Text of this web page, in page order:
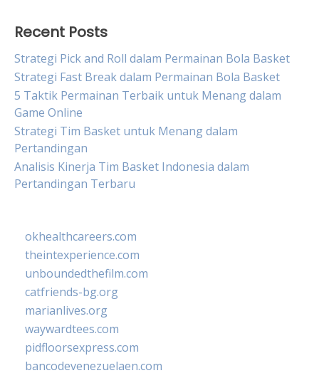
Recent Posts
Strategi Pick and Roll dalam Permainan Bola Basket
Strategi Fast Break dalam Permainan Bola Basket
5 Taktik Permainan Terbaik untuk Menang dalam
Game Online
Strategi Tim Basket untuk Menang dalam
Pertandingan
Analisis Kinerja Tim Basket Indonesia dalam
Pertandingan Terbaru
okhealthcareers.com
theintexperience.com
unboundedthefilm.com
catfriends-bg.org
marianlives.org
waywardtees.com
pidfloorsexpress.com
bancodevenezuelaen.com